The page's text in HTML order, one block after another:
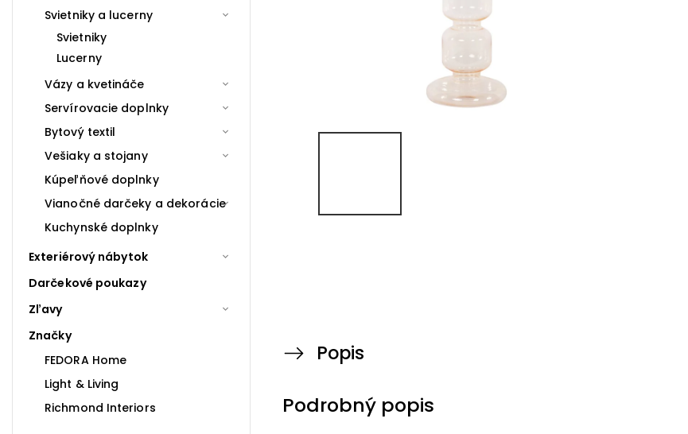
Svietniky a lucerny
Svietniky
Lucerny
Vázy a kvetináče
Servírovacie doplnky
Bytový textil
Vešiaky a stojany
Kúpeľňové doplnky
Vianočné darčeky a dekorácie
Kuchynské doplnky
Exteriérový nábytok
Darčekové poukazy
Zľavy
Značky
FEDORA Home
Light & Living
Richmond Interiors
Popis
Podrobný popis